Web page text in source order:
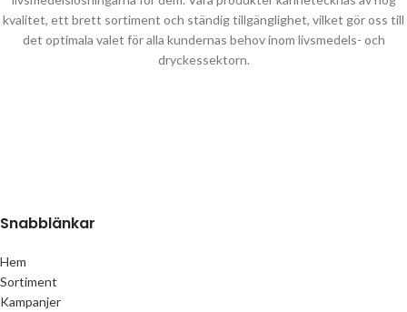
kvalitet, ett brett sortiment och ständig tillgänglighet, vilket gör oss till
det optimala valet för alla kundernas behov inom livsmedels- och
dryckessektorn.
Snabblänkar
Hem
Sortiment
Kampanjer